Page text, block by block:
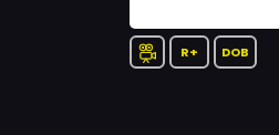
R+ DOB